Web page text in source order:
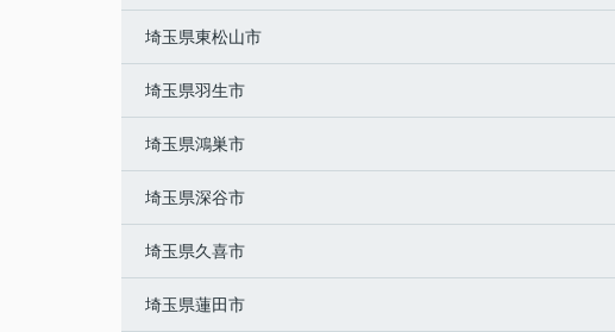
埼玉県東松山市
埼玉県羽生市
埼玉県鴻巣市
埼玉県深谷市
埼玉県久喜市
埼玉県蓮田市